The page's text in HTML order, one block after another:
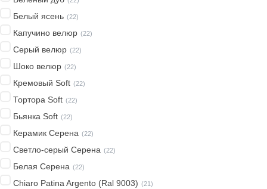
Белый ясень (22)
Капучино велюр (22)
Серый велюр (22)
Шоко велюр (22)
Кремовый Soft (22)
Тортора Soft (22)
Бьянка Soft (22)
Керамик Серена (22)
Светло-серый Серена (22)
Белая Серена (22)
Chiaro Patina Argento (Ral 9003) (21)